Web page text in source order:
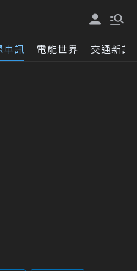
車訊 電能世界 交通新訊